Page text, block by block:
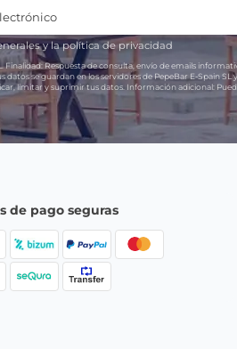
y lapolítica de privacidad
Finalidad:Respuesta de consulta, envío de emails
datos se guardan en los servidores de PepeBar E-Spain
limitar y suprimir tus datos. Información adicional:
de pago seguras